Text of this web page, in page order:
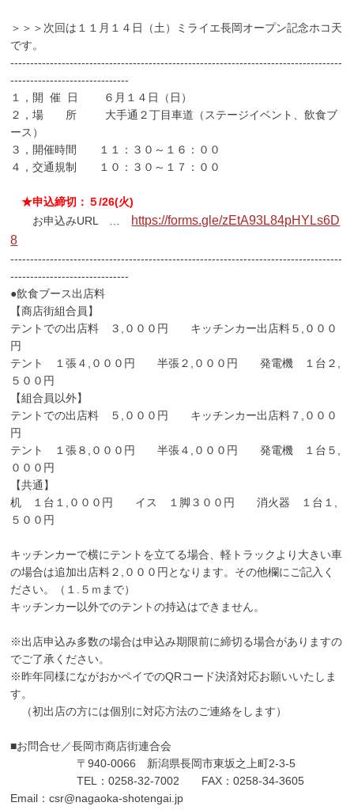
＞＞＞次回は１１月１４日（土）ミライエ長岡オープン記念ホコ天
です。
------------------------------------------------------------------------------------
------------------------------
１，開 催 日 ６月１４日（日）
２，場 所 大手通２丁目車道（ステージイベント、飲食ブ
ース）
３，開催時間 １１：３０～１６：００
４，交通規制 １０：３０～１７：００
★申込締切：５/26(火)
お申込みURL … https://forms.gle/zEtA93L84pHYLs6D
8
------------------------------------------------------------------------------------
------------------------------
●飲食ブース出店料
【商店街組合員】
テントでの出店料 ３,０００円 キッチンカー出店料５,０００
円
テント １張４,０００円 半張２,０００円 発電機 １台２,
５００円
【組合員以外】
テントでの出店料 ５,０００円 キッチンカー出店料７,０００
円
テント １張８,０００円 半張４,０００円 発電機 １台５,
０００円
【共通】
机 １台１,０００円 イス １脚３００円 消火器 １台１,
５００円
キッチンカーで横にテントを立てる場合、軽トラックより大きい車
の場合は追加出店料２,０００円となります。その他欄にご記入く
ださい。（１.５ｍまで）
キッチンカー以外でのテントの持込はできません。
※出店申込み多数の場合は申込み期限前に締切る場合がありますの
でご了承ください。
※昨年同様にながおかペイでのQRコード決済対応お願いいたしま
す。
（初出店の方には個別に対応方法のご連絡をします）
■お問合せ／長岡市商店街連合会
〒940-0066 新潟県長岡市東坂之上町2-3-5
TEL：0258-32-7002 FAX：0258-34-3605
Email：csr@nagaoka-shotengai.jp